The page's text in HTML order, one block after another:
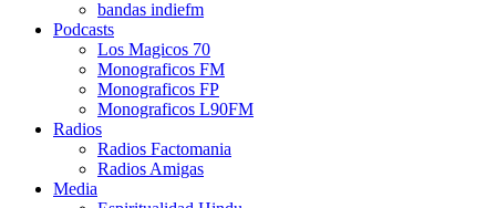
bandas indiefm
Podcasts
Los Magicos 70
Monograficos FM
Monograficos FP
Monograficos L90FM
Radios
Radios Factomania
Radios Amigas
Media